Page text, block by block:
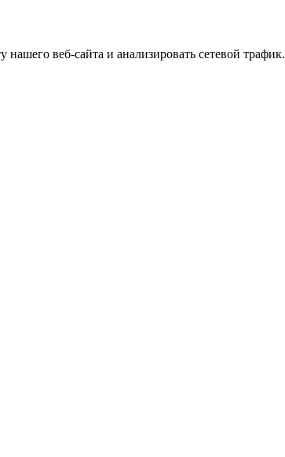
веб-сайта и анализировать сетевой трафик.